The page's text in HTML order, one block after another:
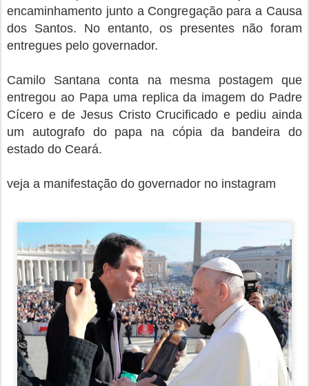
encaminhamento junto a Congregação para a Causa
dos Santos. No entanto, os presentes não foram
entregues pelo governador.
Camilo Santana conta na mesma postagem que
entregou ao Papa uma replica da imagem do Padre
Cícero e de Jesus Cristo Crucificado e pediu ainda
um autografo do papa na cópia da bandeira do
estado do Ceará.
veja a manifestação do governador no instagram